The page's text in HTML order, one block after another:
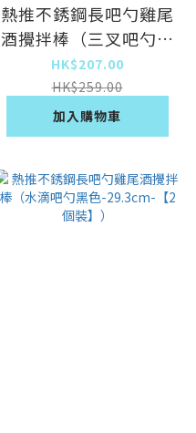
熱推不銹鋼長吧勺雞尾
酒攪拌棒（三叉吧勺金
色40.3cm-【2個
裝】）
HK$207.00
HK$259.00
加入購物車